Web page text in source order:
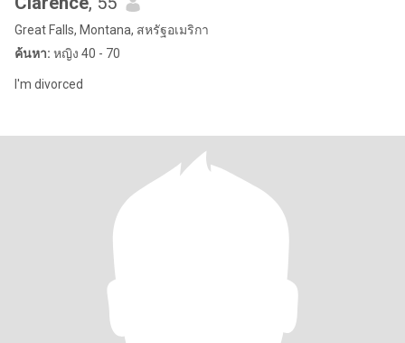
Great Falls, Montana, สหรัฐอเมริกา
ค้นหา: หญิง 40 - 70
I'm divorced